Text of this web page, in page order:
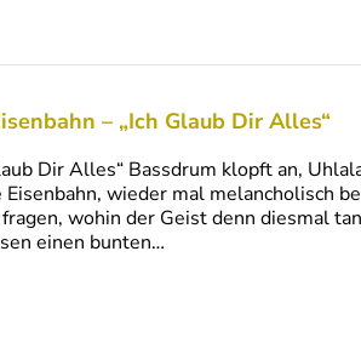
– „Ich Glaub Dir Alles“
Dir Alles“ Bassdrum klopft an,
wieder mal melancholisch
wohin der Geist denn diesmal
einen bunten…